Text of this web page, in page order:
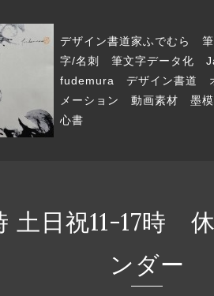
デザイン書道家ふでむら
字/名刺 筆文字データ化
fudemura デザイン書道
メーション 動画素材 墨
心書
土日祝11-17時
ンダー